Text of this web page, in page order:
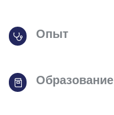
Опыт
Образование